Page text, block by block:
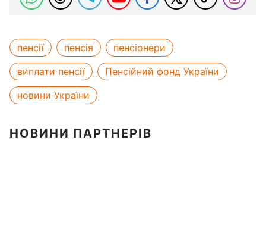
пенсії пенсія
пенсіонери
виплати пенсії
Пенсійний фонд України
новини України
НОВИНИ ПАРТНЕРІВ